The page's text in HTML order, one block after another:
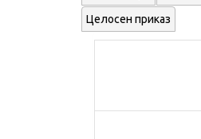
Целосен приказ